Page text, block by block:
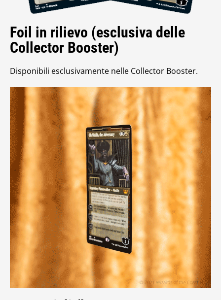
Foil in rilievo (esclusiva delle
Collector Booster)
Disponibili esclusivamente nelle Collector Booster.